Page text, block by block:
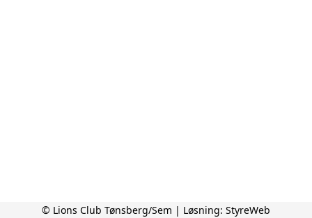
© Lions Club Tønsberg/Sem | Løsning: StyreWeb